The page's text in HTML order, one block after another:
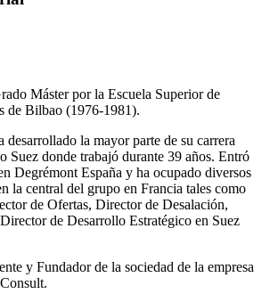
Máster por la Escuela Superior de
de Bilbao (1976-1981).
la mayor parte de su carrera
Suez donde trabajó durante 39 años. Entró
Degrémont España y ha ocupado diversos
la central del grupo en Francia tales como
de Ofertas, Director de Desalación,
de Desarrollo Estratégico en Suez
y Fundador de la sociedad de la empresa